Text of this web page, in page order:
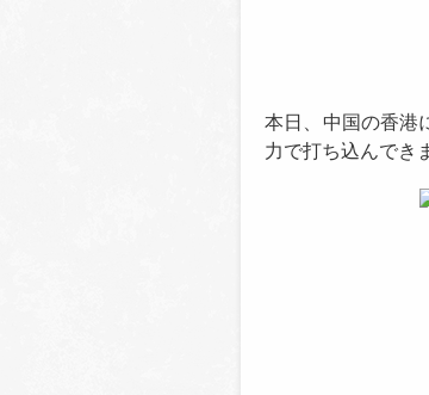
本日、中国の香港
力で打ち込んでき